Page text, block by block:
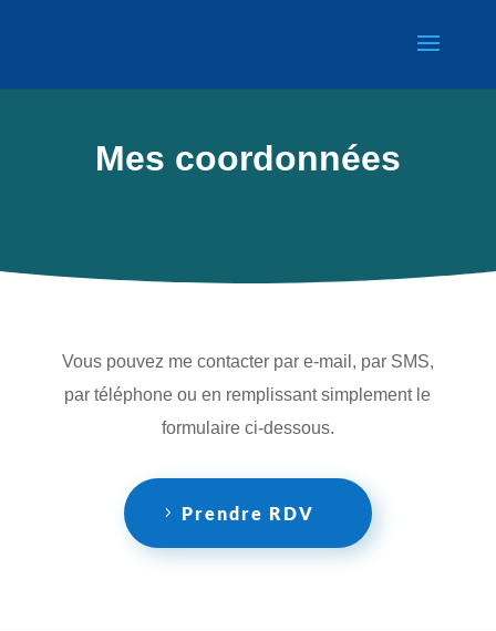
Mes coordonnées
Vous pouvez me contacter par e-mail, par SMS,
par téléphone ou en remplissant simplement le
formulaire ci-dessous.
Prendre RDV